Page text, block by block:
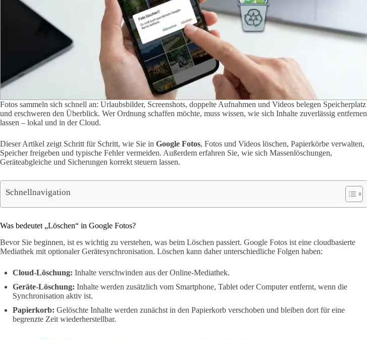
Fotos sammeln sich schnell an: Urlaubsbilder, Screenshots, doppelte Aufnahmen und Videos belegen Speicherplatz
und erschweren den Überblick. Wer Ordnung schaffen möchte, muss wissen, wie sich Inhalte zuverlässig entfernen
lassen – lokal und in der Cloud.
Dieser Artikel zeigt Schritt für Schritt, wie Sie in Google Fotos, Fotos und Videos löschen, Papierkörbe verwalten,
Speicher freigeben und typische Fehler vermeiden. Außerdem erfahren Sie, wie sich Massenlöschungen,
Geräteabgleiche und Sicherungen korrekt steuern lassen.
Schnellnavigation
Was bedeutet „Löschen“ in Google Fotos?
Bevor Sie beginnen, ist es wichtig zu verstehen, was beim Löschen passiert. Google Fotos ist eine cloudbasierte
Mediathek mit optionaler Gerätesynchronisation. Löschen kann daher unterschiedliche Folgen haben:
Cloud-Löschung: Inhalte verschwinden aus der Online-Mediathek.
Geräte-Löschung: Inhalte werden zusätzlich vom Smartphone, Tablet oder Computer entfernt, wenn die
Synchronisation aktiv ist.
Papierkorb: Gelöschte Inhalte werden zunächst in den Papierkorb verschoben und bleiben dort für eine
begrenzte Zeit wiederherstellbar.